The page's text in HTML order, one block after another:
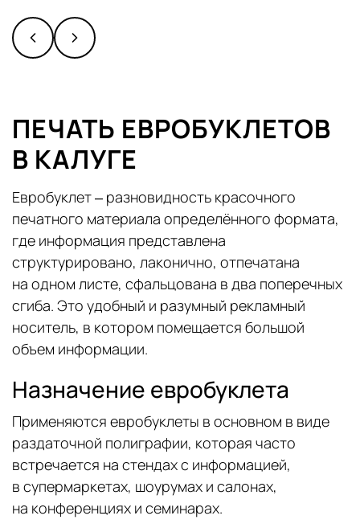
ПЕЧАТЬ ЕВРОБУКЛЕТОВ
В КАЛУГЕ
Евробуклет – разновидность красочного
печатного материала определённого формата,
где информация представлена
структурировано, лаконично, отпечатана
на одном листе, сфальцована в два поперечных
сгиба. Это удобный и разумный рекламный
носитель, в котором помещается большой
объем информации.
Назначение евробуклета
Применяются евробуклеты в основном в виде
раздаточной полиграфии, которая часто
встречается на стендах с информацией,
в супермаркетах, шоурумах и салонах,
на конференциях и семинарах.